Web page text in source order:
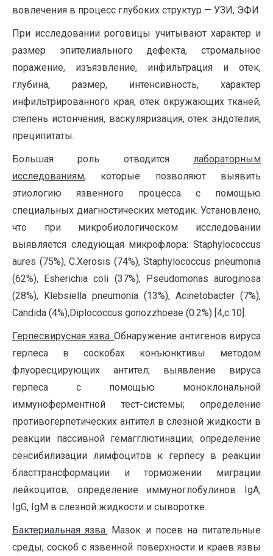
вовлечения в процесс глубоких структур — УЗИ, ЭФИ.
При исследовании роговицы учитывают характер и
размер эпителиального дефекта, стромальное
поражение, изъязвление, инфильтрация и отек,
глубина, размер, интенсивность, характер
инфильтрированного края, отек окружающих тканей,
степень истончения, васкуляризация, отек эндотелия,
преципитаты.
Большая роль отводится лабораторным
исследованиям, которые позволяют выявить
этиологию язвенного процесса с помощью
специальных диагностических методик. Установлено,
что при микробиологическом исследовании
выявляется следующая микрофлора: Staphylococcus
aures (75%), C.Xerosis (74%), Staphylococcus pneumonia
(62%), Esherichia coli (37%), Pseudomonas auroginosa
(28%), Klebsiella pneumonia (13%), Acinetobacter (7%),
Candida (4%),Diplococcus gonozzhoeae (0.2%) [4,с.10].
Герпесвирусная язва. Обнаружение антигенов вируса
герпеса в соскобах конъюнктивы методом
флуоресцирующих антител; выявление вируса
герпеса с помощью моноклональной
иммуноферментной тест-системы; определение
противогерпетических антител в слезной жидкости в
реакции пассивной гемагглютинации; определение
сенсибилизации лимфоцитов к герпесу в реакции
бласттрансформации и торможении миграции
лейкоцитов; определение иммуноглобулинов IgA,
IgG, IgM в слезной жидкости и сыворотке.
Бактериальная язва. Мазок и посев на питательные
среды; соскоб с язвенной поверхности и краев язвы